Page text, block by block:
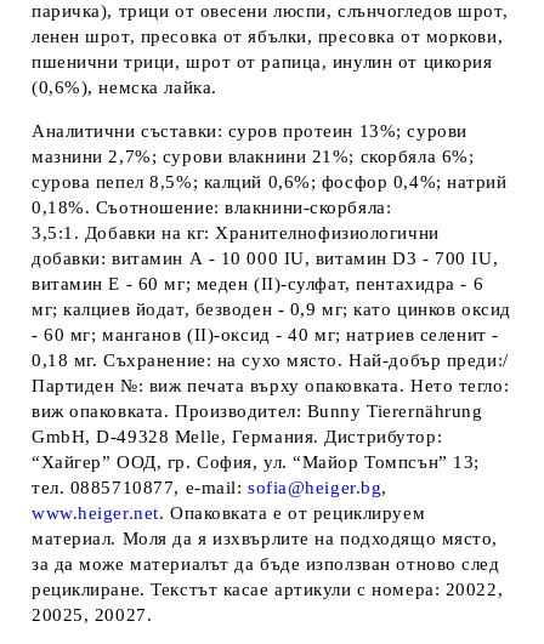
паричка), трици от овесени люспи, слънчогледов шрот,
ленен шрот, пресовка от ябълки, пресовка от моркови,
пшенични трици, шрот от рапица, инулин от цикория
(0,6%), немска лайка.
Аналитични съставки: суров протеин 13%; сурови
мазнини 2,7%; сурови влакнини 21%; скорбяла 6%;
сурова пепел 8,5%; калций 0,6%; фосфор 0,4%; натрий
0,18%. Съотношение: влакнини-скорбяла:
3,5:1 . Добавки на кг: Хранителнофизиологични
добавки: витамин А - 10 000 IU, витамин D3 - 700 IU,
витамин Е - 60 мг; меден (II)-сулфат, пентахидра - 6
мг; калциев йодат, безводен - 0,9 мг; като цинков оксид
- 60 мг; манганов (II)-оксид - 40 мг; натриев селенит -
0,18 мг.Съхранение: на сухо място.Най-добър преди:/
Партиден №: виж печата върху опаковката. Нето тегло:
виж опаковката. Производител: Bunny Tierernährung
GmbH, D-49328 Melle, Германия. Дистрибутор:
“Хайгер” ООД, гр. София, ул. “Майор Томпсън” 13;
тел. 0885710877, e-mail: sofia@heiger.bg,
www.heiger.net. Опаковката е от рециклируем
материал. Моля да я изхвърлите на подходящо място,
за да може материалът да бъде използван отново след
рециклиране. Текстът касае артикули с номера: 20022,
20025, 20027.